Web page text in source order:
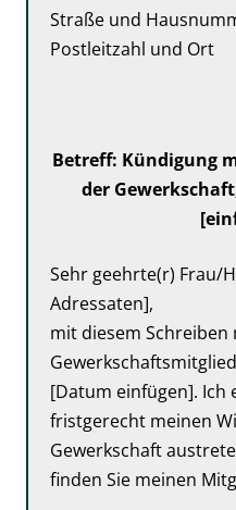
Straße und
Postleitzahl und Ort
Betreff: Kündigung
der
Sehr geehrte(r) Frau/
Adressaten],
mit diesem
[Datum einfügen]. Ich
fristgerecht meinen
Gewerkschaft
finden Sie meinen